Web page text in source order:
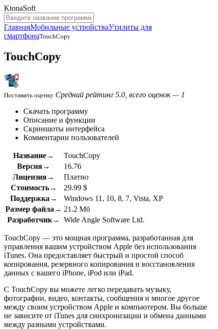
KtonaSoft
ГлавнаяМобильные устройстваУтилиты для
смартфонаTouchCopy
TouchCopy
Поставить оценку Средний рейтинг 5.0, всего оценок — 1
Скачать программу
Описание и функции
Скриншоты интерфейса
Комментарии пользователей
Название→
TouchCopy
Версия→
16.76
Лицензия→
Платно
Стоимость→
29.99 $
Поддержка→
Windows 11, 10, 8, 7, Vista, XP
Размер файла→ 21.2 Мб
Разработчик→
Wide Angle Software Ltd.
TouchCopy — это мощная программа, разработанная для
управления вашим устройством Apple без использования
iTunes. Она предоставляет быстрый и простой способ
копирования, резервного копирования и восстановления
данных с вашего iPhone, iPod или iPad.
С TouchCopy вы можете легко передавать музыку,
фотографии, видео, контакты, сообщения и многое другое
между своим устройством Apple и компьютером. Вы больше
не зависите от iTunes для синхронизации и обмена данными
между разными устройствами.